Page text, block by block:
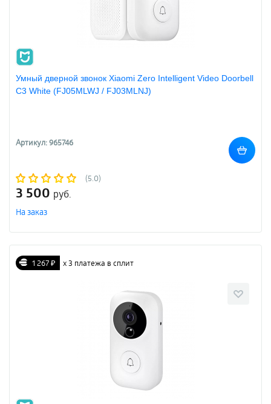
Умный дверной звонок Xiaomi Zero Intelligent Video Doorbell
C3 White (FJ05MLWJ / FJ03MLNJ)
Артикул: 965746
(5.0)
3 500 руб.
На заказ
1 267 ₽ х 3 платежа в сплит